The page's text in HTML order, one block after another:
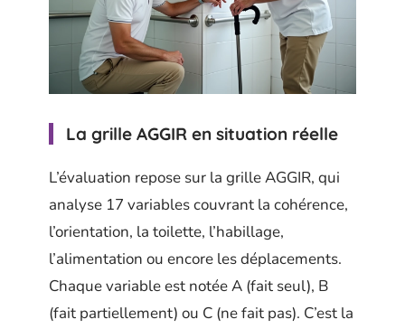
La grille AGGIR en situation réelle
L’évaluation repose sur la grille AGGIR, qui
analyse 17 variables couvrant la cohérence,
l’orientation, la toilette, l’habillage,
l’alimentation ou encore les déplacements.
Chaque variable est notée A (fait seul), B
(fait partiellement) ou C (ne fait pas). C’est la